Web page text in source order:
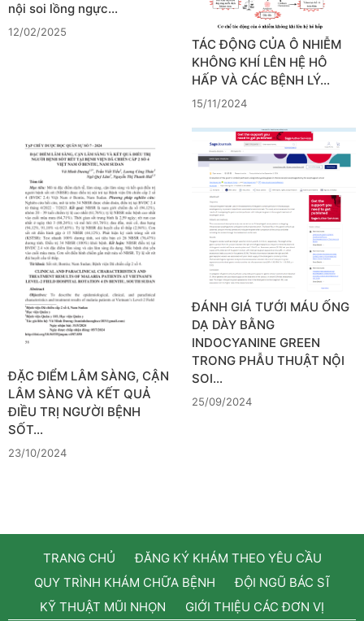
nội soi lồng ngực…
12/02/2025
TÁC ĐỘNG CỦA Ô NHIỄM
KHÔNG KHÍ LÊN HỆ HÔ
HẤP VÀ CÁC BỆNH LÝ…
15/11/2024
ĐẶC ĐIỂM LÂM SÀNG, CẬN
LÂM SÀNG VÀ KẾT QUẢ
ĐIỀU TRỊ NGƯỜI BỆNH
SỐT…
23/10/2024
ĐÁNH GIÁ TƯỚI MÁU ỐNG
DẠ DÀY BẰNG
INDOCYANINE GREEN
TRONG PHẪU THUẬT NỘI
SOI…
25/09/2024
TRANG CHỦ
ĐĂNG KÝ KHÁM THEO YÊU CẦU
QUY TRÌNH KHÁM CHỮA BỆNH
ĐỘI NGŨ BÁC SĨ
KỸ THUẬT MŨI NHỌN
GIỚI THIỆU CÁC ĐƠN VỊ